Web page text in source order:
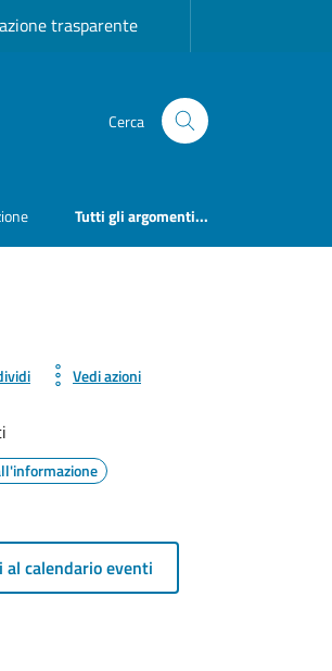
trasparente
Cerca
Tutti gli argomenti...
Vedi azioni
al calendario eventi